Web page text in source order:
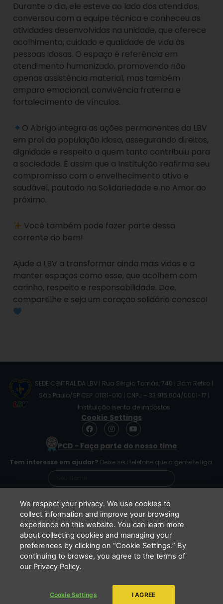
Durante o dia, ele esteve ao lado dos atendidos,
conversou com a equipe técnica e conheceu as
atividades desenvolvidas na unidade, que oferece
acolhimento, cuidado e qualidade de vida às
pessoas idosas. O espaço é referência em
atendimento humanizado, promovendo não
apenas assistência material, mas também
amparo emocional, convivência fraterna e
fortalecimento de vínculos.
O Abrigo integra as ações permanentes da LBV
em prol da população idosa, assegurando direitos,
dignidade e respeito a quem tanto contribuiu para
a sociedade. É assim que a Instituição reafirma seu
compromisso com o envelhecimento ativo e
saudável, pautado na Solidariedade e no Amor ao
próximo.
Você também pode fazer parte dessa
corrente do bem!
Ajude a LBV a transformar ainda mais vidas e a
manter espaços como esse, que acolhem com
carinho, respeito e responsabilidade. Doe,
compartilhe e seja um coração solidário conosco!
SEDE CENTRAL DA LBV | Rua Sérgio Tomás, 740 | Bom Retiro |
São Paulo/SP CEP: 01131-010 | CNPJ – 33.915.604/0001-17 |
Instituição isenta de impostos
Cookie Settings
F
a
e
o
o
I
n
s
t
g
r
m
Y
o
t
b
e
PCD - Faça parte do nosso time
Tem interesse em ajudar? Deixe seu telefone que a gente te liga.
Li e concordo que minhas informações serão
tratadas de acordo com oAviso de Privacidade
da LBV
ENVIAR
Copyright 2026 - LBV - Legião da Boa Vontade. Todos os direitos
We respect your privacy. We use cookies to
collect information and improve your browsing
experience on this website. You can learn more
about collecting cookies and managing your
preferences by clicking on “Cookie Settings.” By
continuing to browse, you agree to the terms of
our Privacy Policy.
Cookie Settings I AGREE